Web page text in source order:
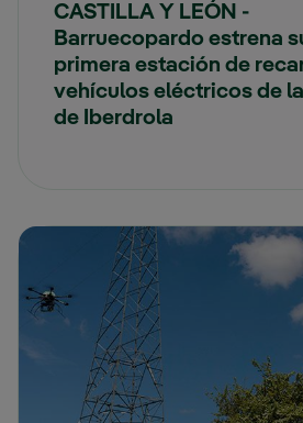
CASTILLA Y LEÓN -
Barruecopardo estrena
primera estación de
vehículos eléctricos de
de Iberdrola